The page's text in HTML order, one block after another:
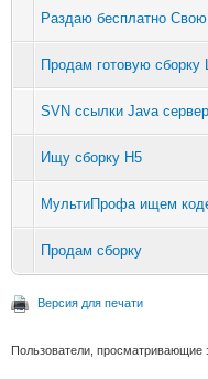
Раздаю бесплатно Свою
Продам готовую сборку
SVN ссылки Java
Ищу сборку H5
МультиПрофа ищем
Продам сборку
Версия для печати
Пользователи, просматривающие